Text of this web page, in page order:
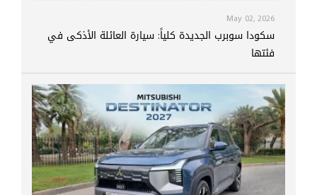
May 02, 2026
سكودا سوبرب الجديدة كلياً: سيارة العائلة الأذكى في
فئتها